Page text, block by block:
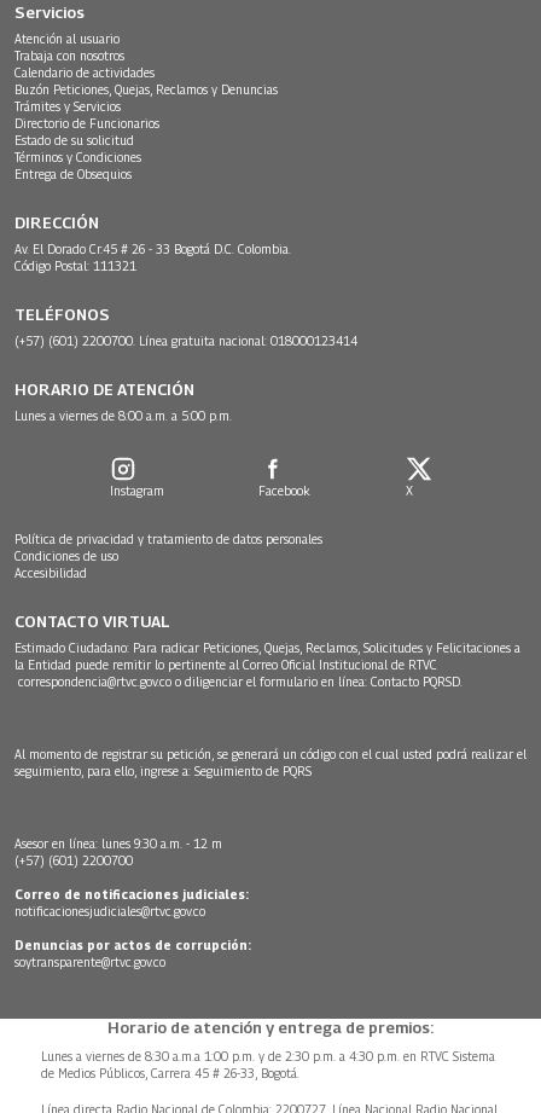
Servicios
Atención al usuario
Trabaja con nosotros
Calendario de actividades
Buzón Peticiones, Quejas, Reclamos y Denuncias
Trámites y Servicios
Directorio de Funcionarios
Estado de su solicitud
Términos y Condiciones
Entrega de Obsequios
DIRECCIÓN
Av. El Dorado Cr.45 # 26 - 33 Bogotá D.C. Colombia.
Código Postal: 111321
TELÉFONOS
(+57) (601) 2200700. Línea gratuita nacional: 018000123414
HORARIO DE ATENCIÓN
Lunes a viernes de 8:00 a.m. a 5:00 p.m.
Instagram Facebook X
Política de privacidad y tratamiento de datos personales
Condiciones de uso
Accesibilidad
CONTACTO VIRTUAL
Estimado Ciudadano: Para radicar Peticiones, Quejas, Reclamos, Solicitudes y Felicitaciones a
la Entidad puede remitir lo pertinente al Correo Oficial Institucional de RTVC
correspondencia@rtvc.gov.co o diligenciar el formulario en línea: Contacto PQRSD.
Al momento de registrar su petición, se generará un código con el cual usted podrá realizar el
seguimiento, para ello, ingrese a: Seguimiento de PQRS
Asesor en línea: lunes 9:30 a.m. - 12 m
(+57) (601) 2200700
Correo de notificaciones judiciales:
notificacionesjudiciales@rtvc.gov.co
Denuncias por actos de corrupción:
soytransparente@rtvc.gov.co
Horario de atención y entrega de premios:
Lunes a viernes de 8:30 a.m.a 1:00 p.m. y de 2:30 p.m. a 4:30 p.m. en RTVC Sistema
de Medios Públicos, Carrera 45 # 26-33, Bogotá.
Línea directa Radio Nacional de Colombia: 2200727, Línea Nacional Radio Nacional